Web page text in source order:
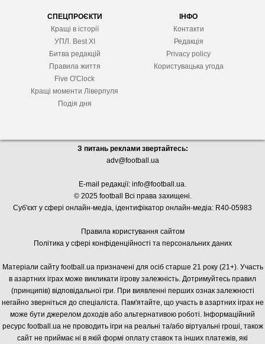
СПЕЦПРОЄКТИ
Кращі в історії
УПЛ. Best XІ
Битва редакцій
Правила життя
Five O'Clock
Кращі моменти Ліверпуля
Подія дня
ІНФО
Контакти
Редакція
Privacy policy
Користувацька угода
З питань реклами звертайтесь:
adv@football.ua
E-mail редакції: info@football.ua.
© 2025 football Всі права захищені.
Суб'єкт у сфері онлайн-медіа, ідентифікатор онлайн-медіа: R40-05983
Правила користування сайтом
Політика у сфері конфіденційності та персональних даних
Матеріали сайту football.ua призначені для осіб старше 21 року (21+). Участь
в азартних іграх може викликати ігрову залежність. Дотримуйтесь правил
(принципів) відповідальної гри. При виявленні перших ознак залежності
негайно зверніться до спеціаліста. Пам'ятайте, що участь в азартних іграх не
може бути джерелом доходів або альтернативою роботі. Інформаційний
ресурс football.ua не проводить ігри на реальні та/або віртуальні гроші, також
сайт не приймає ні в якій формі оплату ставок та інших платежів, які